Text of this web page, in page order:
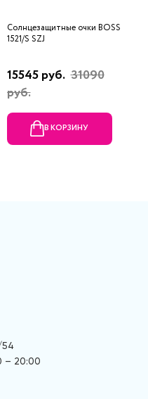
Солнцезащитные очки BOSS
1521/S SZJ
15545 руб. 31090
руб.
В КОРЗИНУ
– 20:00